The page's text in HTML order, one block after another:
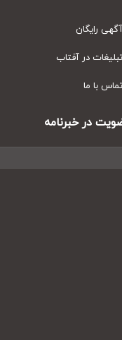
رایگان
در آفتاب
با ما
در خبرنامه